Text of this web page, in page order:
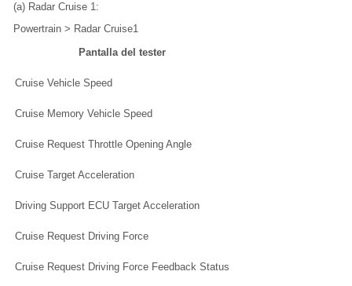
(a) Radar Cruise 1:
Powertrain > Radar Cruise1
Pantalla del tester
Cruise Vehicle Speed
Cruise Memory Vehicle Speed
Cruise Request Throttle Opening Angle
Cruise Target Acceleration
Driving Support ECU Target Acceleration
Cruise Request Driving Force
Cruise Request Driving Force Feedback Status